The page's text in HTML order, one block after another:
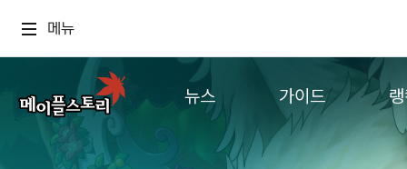
메뉴
뉴스 가이드